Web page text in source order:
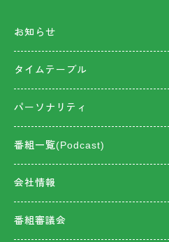
お知らせ
タイムテーブル
パーソナリティ
番組一覧(Podcast)
会社情報
番組審議会